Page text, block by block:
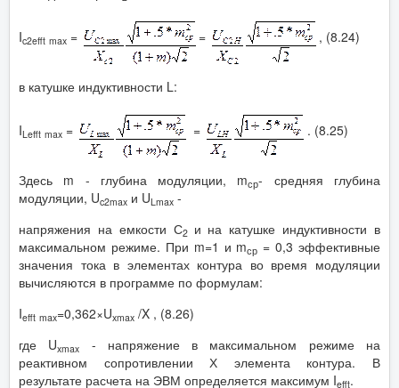
Ic2efft max = = , (8.24)
в катушке индуктивности L:
ILefft max = = . (8.25)
Здесь m - глубина модуляции, mср- средняя глубина
модуляции, Uc2max и ULmax -
напряжения на емкости С2 и на катушке индуктивности в
максимальном режиме. При m=1 и mср = 0,3 эффективные
значения тока в элементах контура во время модуляции
вычисляются в программе по формулам:
Iefft max=0,362×Uxmax /X , (8.26)
где Uxmax
- напряжение в максимальном режиме на
реактивном сопротивлении Х элемента контура. В
результате расчета на ЭВМ определяется максимум Iefft.